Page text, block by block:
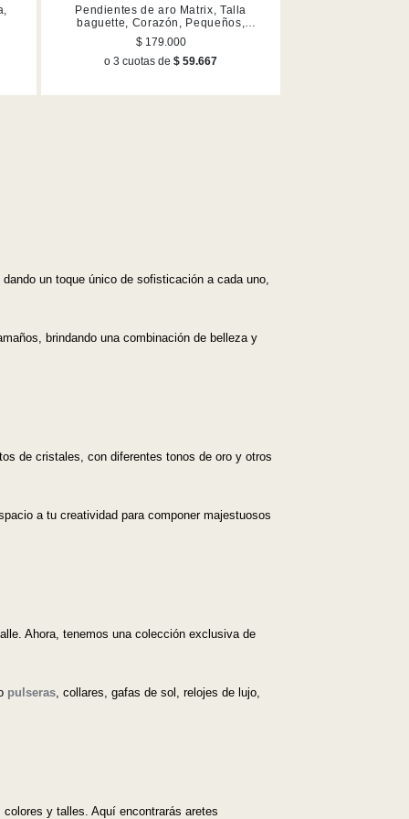
Mejor descuento
Pendientes de aro Matrix, Talla
baguette, Corazón, Pequeños,
Blancos, Acabado en rodio
$ 179.000
o 3 cuotas de$ 59.667
un toque único de sofisticación a cada uno,
brindando una combinación de belleza y
de cristales, con diferentes tonos de oro y otros
a tu creatividad para componer majestuosos
Ahora, tenemos una colección exclusiva de
pulseras, collares, gafas de sol, relojes de lujo,
y talles. Aquí encontrarás aretes